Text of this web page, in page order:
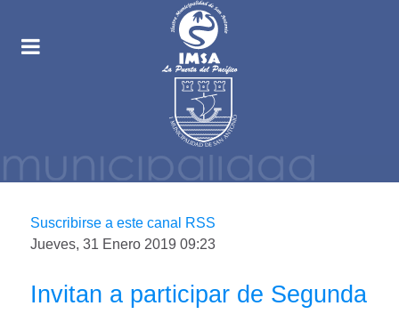
Suscribirse a este canal RSS
Jueves, 31 Enero 2019 09:23
Invitan a participar de Segunda